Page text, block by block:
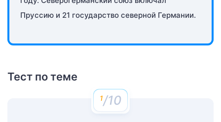
Пруссию и 21 государство северной Германии.
Тест по теме
/10